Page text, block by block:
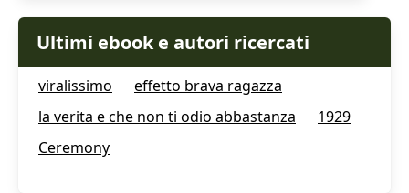
Ultimi ebook e autori ricercati
viralissimo
effetto brava ragazza
la verita e che non ti odio abbastanza
1929
Ceremony